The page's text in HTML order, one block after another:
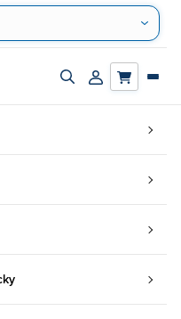
Zapnout/vypnout
Přihlásit/